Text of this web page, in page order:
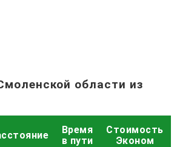
области из
Время
в пути
Стоимость
Эконом